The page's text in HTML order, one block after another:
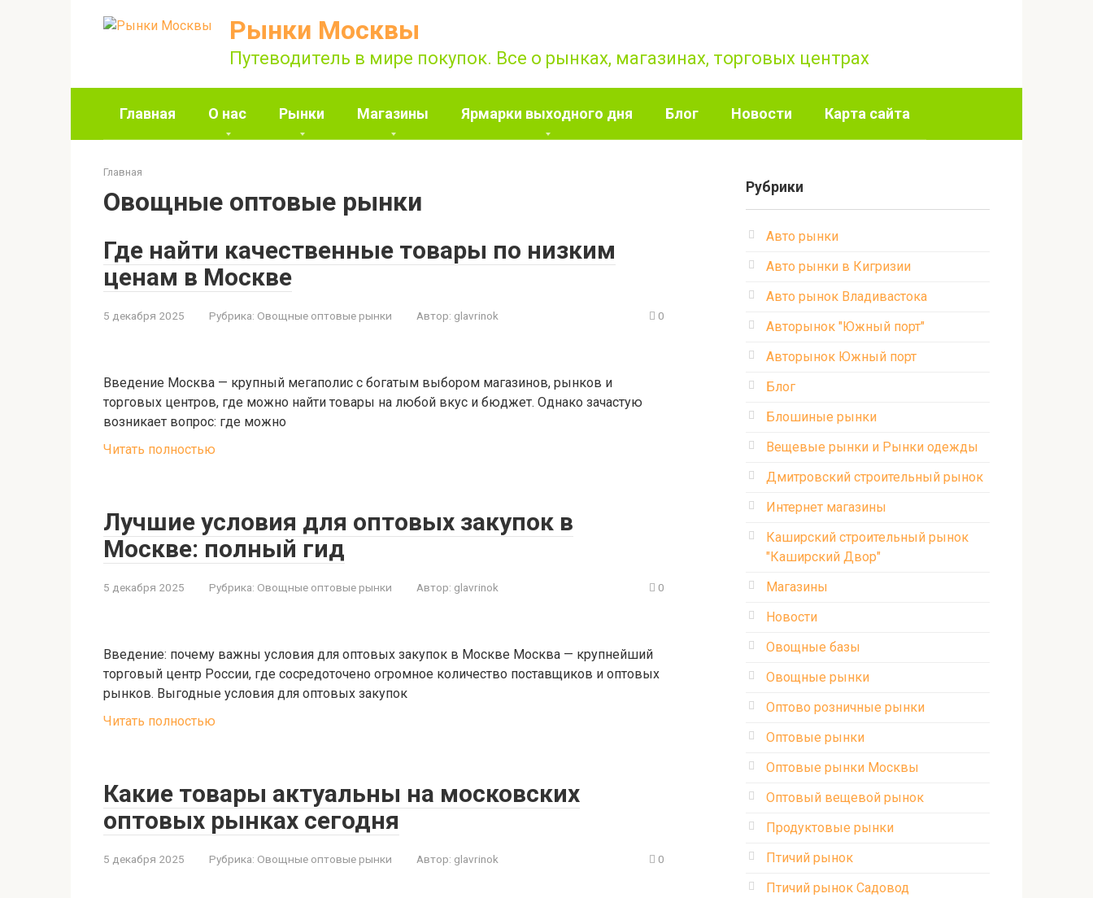
Рынки Москвы
Путеводитель в мире покупок. Все о рынках, магазинах, торговых центрах
Главная О нас Рынки Магазины Ярмарки выходного дня Блог Новости Карта сайта
Главная
Овощные оптовые рынки
Где найти качественные товары по низким
ценам в Москве
5 декабря 2025 Рубрика: Овощные оптовые рынки Автор: glavrinok 0
Введение Москва — крупный мегаполис с богатым выбором магазинов, рынков и
торговых центров, где можно найти товары на любой вкус и бюджет. Однако зачастую
возникает вопрос: где можно
Читать полностью
Лучшие условия для оптовых закупок в
Москве: полный гид
5 декабря 2025 Рубрика: Овощные оптовые рынки Автор: glavrinok 0
Введение: почему важны условия для оптовых закупок в Москве Москва — крупнейший
торговый центр России, где сосредоточено огромное количество поставщиков и оптовых
рынков. Выгодные условия для оптовых закупок
Читать полностью
Какие товары актуальны на московских
оптовых рынках сегодня
5 декабря 2025 Рубрика: Овощные оптовые рынки Автор: glavrinok 0
Рубрики
Авто рынки
Авто рынки в Кигризии
Авто рынок Владивастока
Авторынок "Южный порт"
Авторынок Южный порт
Блог
Блошиные рынки
Вещевые рынки и Рынки одежды
Дмитровский строительный рынок
Интернет магазины
Каширский строительный рынок
"Каширский Двор"
Магазины
Новости
Овощные базы
Овощные рынки
Оптово розничные рынки
Оптовые рынки
Оптовые рынки Москвы
Оптовый вещевой рынок
Продуктовые рынки
Птичий рынок
Птичий рынок Садовод